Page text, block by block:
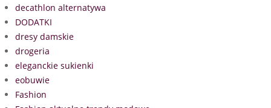
decathlon alternatywa
DODATKI
dresy damskie
drogeria
eleganckie sukienki
eobuwie
Fashion